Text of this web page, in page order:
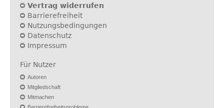
Vertrag widerrufen
Barrierefreiheit
Nutzungsbedingungen
Datenschutz
Impressum
Für Nutzer
Autoren
Mitgliedschaft
Mitmachen